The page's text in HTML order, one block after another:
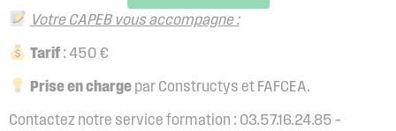
Votre CAPEB vous accompagne :
Tarif: 450 €
Prise en charge par Constructys et FAFCEA.
Contactez notre service formation : 03.57.16.24.85 –